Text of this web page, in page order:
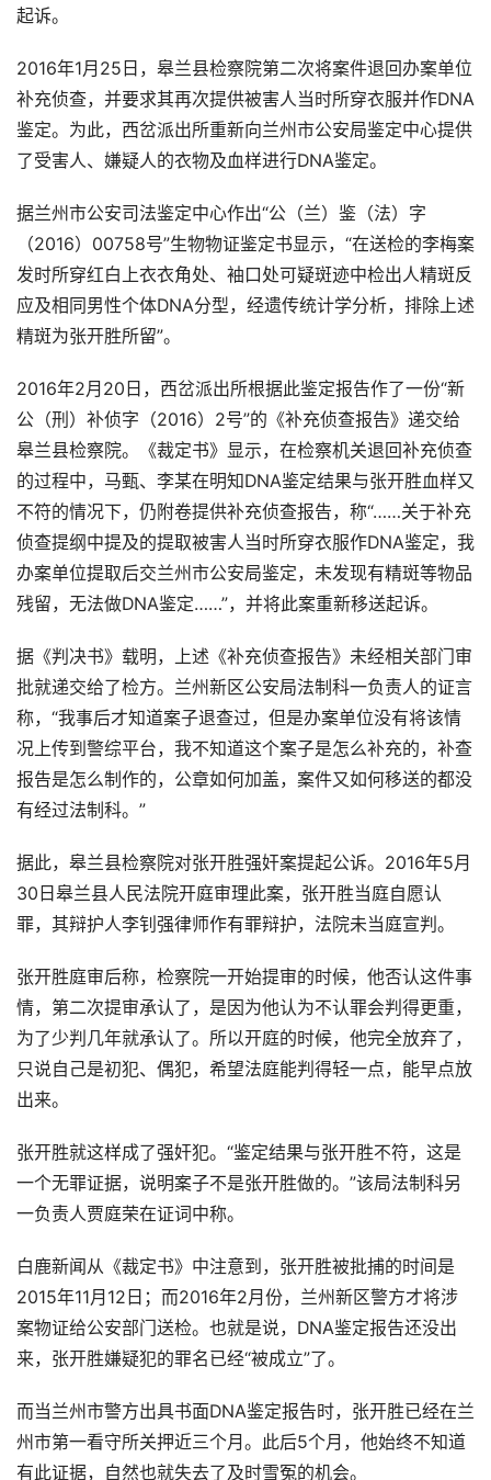
起诉。
2016年1月25日，皋兰县检察院第二次将案件退回办案单位
补充侦查，并要求其再次提供被害人当时所穿衣服并作DNA
鉴定。为此，西岔派出所重新向兰州市公安局鉴定中心提供
了受害人、嫌疑人的衣物及血样进行DNA鉴定。
据兰州市公安司法鉴定中心作出“公（兰）鉴（法）字
（2016）00758号”生物物证鉴定书显示，“在送检的李梅案
发时所穿红白上衣衣角处、袖口处可疑斑迹中检出人精斑反
应及相同男性个体DNA分型，经遗传统计学分析，排除上述
精斑为张开胜所留”。
2016年2月20日，西岔派出所根据此鉴定报告作了一份“新
公（刑）补侦字（2016）2号”的《补充侦查报告》递交给
皋兰县检察院。《裁定书》显示，在检察机关退回补充侦查
的过程中，马甄、李某在明知DNA鉴定结果与张开胜血样又
不符的情况下，仍附卷提供补充侦查报告，称“……关于补充
侦查提纲中提及的提取被害人当时所穿衣服作DNA鉴定，我
办案单位提取后交兰州市公安局鉴定，未发现有精斑等物品
残留，无法做DNA鉴定……”，并将此案重新移送起诉。
据《判决书》载明，上述《补充侦查报告》未经相关部门审
批就递交给了检方。兰州新区公安局法制科一负责人的证言
称，“我事后才知道案子退查过，但是办案单位没有将该情
况上传到警综平台，我不知道这个案子是怎么补充的，补查
报告是怎么制作的，公章如何加盖，案件又如何移送的都没
有经过法制科。”
据此，皋兰县检察院对张开胜强奸案提起公诉。2016年5月
30日皋兰县人民法院开庭审理此案，张开胜当庭自愿认
罪，其辩护人李钊强律师作有罪辩护，法院未当庭宣判。
张开胜庭审后称，检察院一开始提审的时候，他否认这件事
情，第二次提审承认了，是因为他认为不认罪会判得更重，
为了少判几年就承认了。所以开庭的时候，他完全放弃了，
只说自己是初犯、偶犯，希望法庭能判得轻一点，能早点放
出来。
张开胜就这样成了强奸犯。“鉴定结果与张开胜不符，这是
一个无罪证据，说明案子不是张开胜做的。”该局法制科另
一负责人贾庭荣在证词中称。
白鹿新闻从《裁定书》中注意到，张开胜被批捕的时间是
2015年11月12日；而2016年2月份，兰州新区警方才将涉
案物证给公安部门送检。也就是说，DNA鉴定报告还没出
来，张开胜嫌疑犯的罪名已经“被成立”了。
而当兰州市警方出具书面DNA鉴定报告时，张开胜已经在兰
州市第一看守所关押近三个月。此后5个月，他始终不知道
有此证据，自然也就失去了及时雪冤的机会。